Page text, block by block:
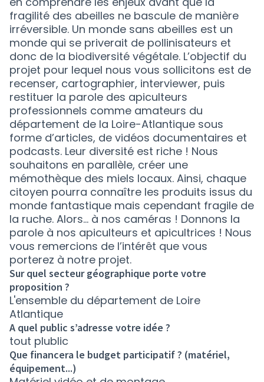
fragilité des abeilles ne bascule de manière
irréversible. Un monde sans abeilles est un
monde qui se priverait de pollinisateurs et
donc de la biodiversité végétale. L’objectif du
projet pour lequel nous vous sollicitons est de
recenser, cartographier, interviewer, puis
restituer la parole des apiculteurs
professionnels comme amateurs du
département de la Loire-Atlantique sous
forme d’articles, de vidéos documentaires et
podcasts. Leur diversité est riche ! Nous
souhaitons en parallèle, créer une
mémothèque des miels locaux. Ainsi, chaque
citoyen pourra connaître les produits issus du
monde fantastique mais cependant fragile de
la ruche. Alors… à nos caméras ! Donnons la
parole à nos apiculteurs et apicultrices ! Nous
vous remercions de l’intérêt que vous
porterez à notre projet.
Sur quel secteur géographique porte votre
proposition ?
L'ensemble du département de Loire
Atlantique
A quel public s’adresse votre idée ?
tout plublic
Que financera le budget participatif ? (matériel,
équipement...)